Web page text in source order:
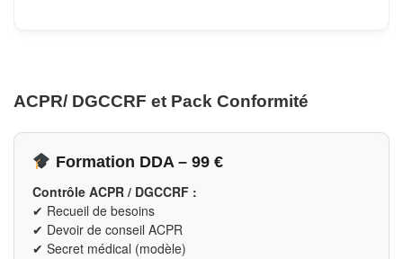
ACPR/ DGCCRF et Pack Conformité
Formation DDA – 99 €
Contrôle ACPR / DGCCRF :
✔ Recueil de besoins
✔ Devoir de conseil ACPR
✔ Secret médical (modèle)